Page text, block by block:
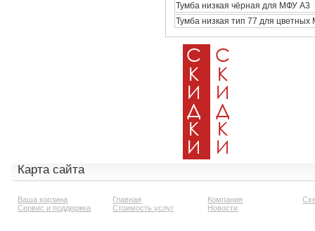
Тумба низкая чёрная для МФУ А3
Тумба низкая тип 77 для
Карта сайта
Ваша корзина Главная Компания
Сервис и поддержка
Стоимость услуг Новости